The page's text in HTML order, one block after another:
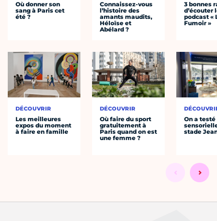
Où donner son
sang à Paris cet
été ?
DÉCOUVRIR
Les meilleures
expos du moment
à faire en famille
Connaissez-vous
l’histoire des
amants maudits,
Héloïse et
Abélard ?
DÉCOUVRIR
Où faire du sport
gratuitement à
Paris quand on est
une femme ?
3 bonnes
d’écouter
podcast «
Fumoir »
On a
stade